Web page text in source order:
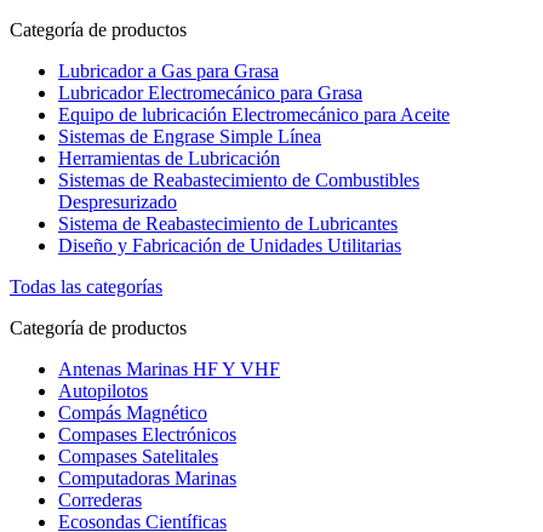
Categoría de productos
Lubricador a Gas para Grasa
Lubricador Electromecánico para Grasa
Equipo de lubricación Electromecánico para Aceite
Sistemas de Engrase Simple Línea
Herramientas de Lubricación
Sistemas de Reabastecimiento de Combustibles
Despresurizado
Sistema de Reabastecimiento de Lubricantes
Diseño y Fabricación de Unidades Utilitarias
Todas las categorías
Categoría de productos
Antenas Marinas HF Y VHF
Autopilotos
Compás Magnético
Compases Electrónicos
Compases Satelitales
Computadoras Marinas
Correderas
Ecosondas Científicas